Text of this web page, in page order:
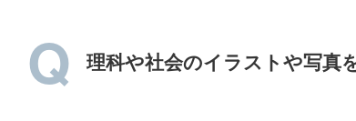
理科や社会のイラストや写真